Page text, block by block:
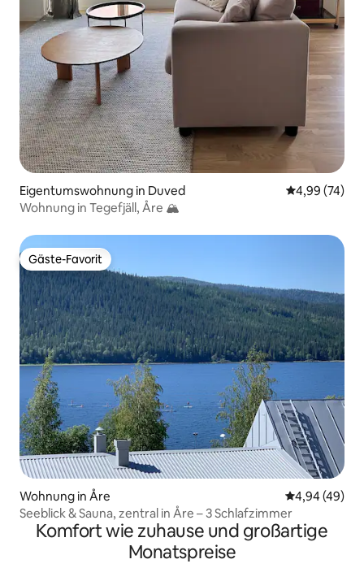
Eigentumswohnung in Duved
4,99 (74)
Wohnung in Tegefjäll, Åre 🏔️
Gäste-Favorit
Gäste-Favorit
Wohnung in Åre
4,94 (49)
Seeblick & Sauna, zentral in Åre – 3 Schlafzimmer
Komfort wie zuhause und großartige
Monatspreise